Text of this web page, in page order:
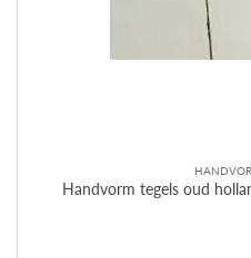
Handvorm tegels oud